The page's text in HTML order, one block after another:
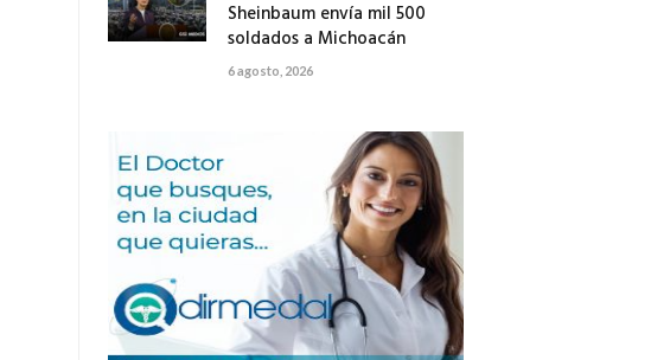
Sheinbaum envía mil 500
soldados a Michoacán
6 agosto, 2026